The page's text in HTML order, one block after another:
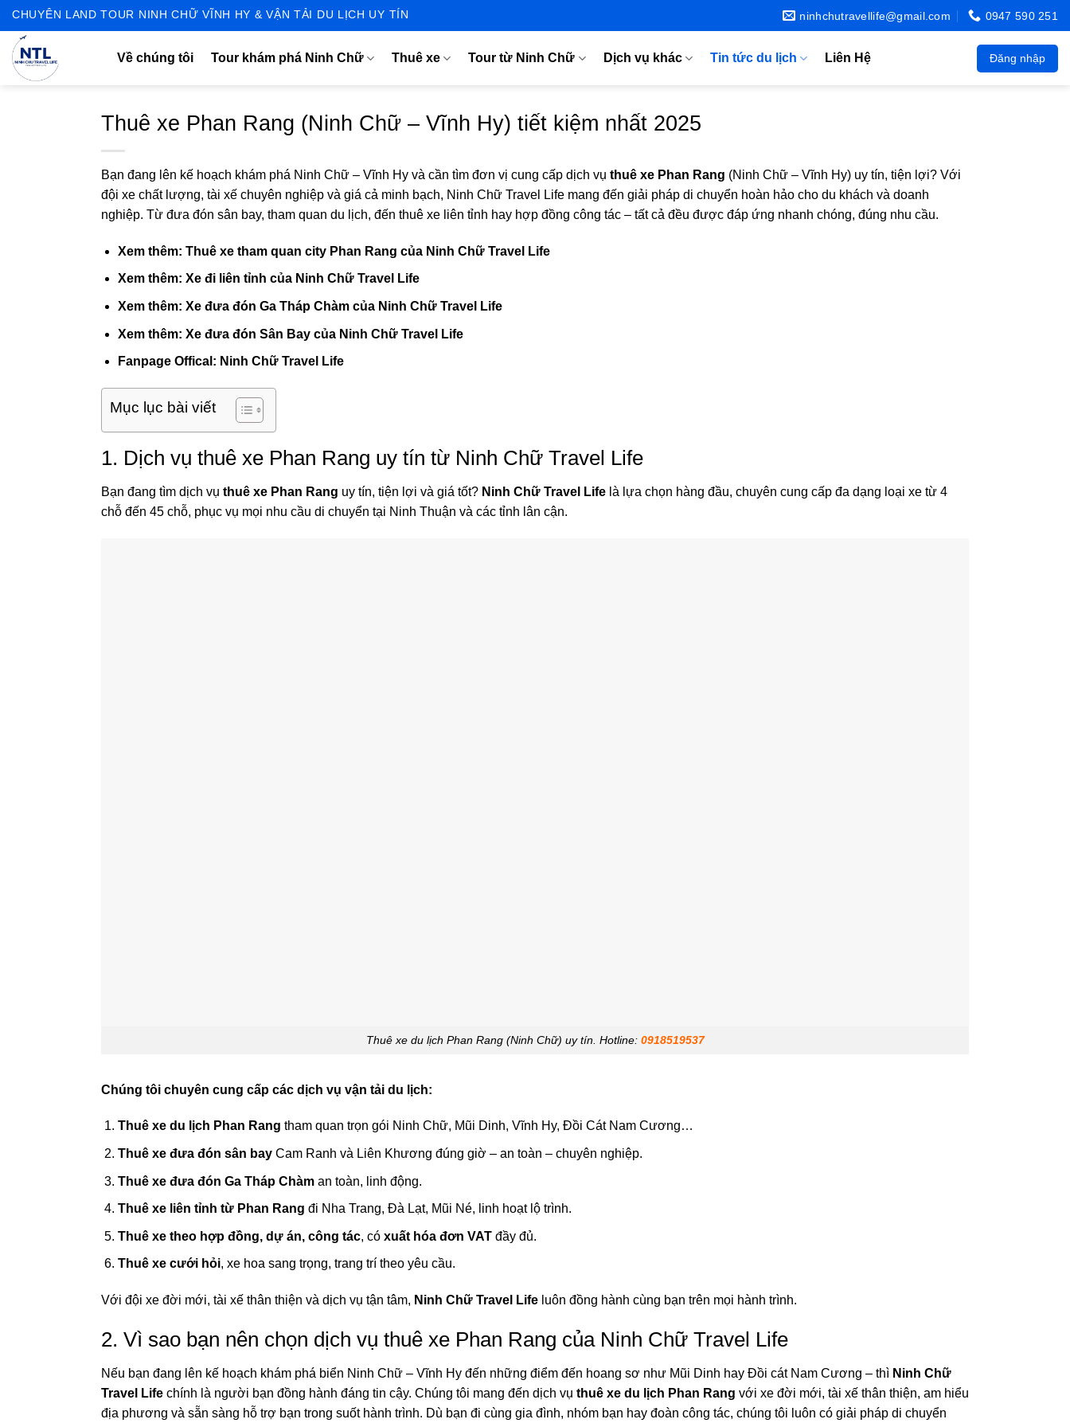
Skip
to
content
CHUYÊN LAND TOUR NINH CHỮ VĨNH HY & VẬN TẢI DU LỊCH UY TÍN ninhchutravellife@gmail.com 0947 590 251
Về chúng tôi Tour khám phá Ninh Chữ Thuê xe Tour từ Ninh Chữ Dịch vụ khác Tin tức du lịch Liên Hệ Đăng nhập
Thuê xe Phan Rang (Ninh Chữ – Vĩnh Hy) tiết kiệm nhất 2025
Bạn đang lên kế hoạch khám phá Ninh Chữ – Vĩnh Hy và cần tìm đơn vị cung cấp dịch vụ thuê xe Phan Rang (Ninh Chữ – Vĩnh Hy) uy tín, tiện lợi? Với
đội xe chất lượng, tài xế chuyên nghiệp và giá cả minh bạch, Ninh Chữ Travel Life mang đến giải pháp di chuyển hoàn hảo cho du khách và doanh
nghiệp. Từ đưa đón sân bay, tham quan du lịch, đến thuê xe liên tỉnh hay hợp đồng công tác – tất cả đều được đáp ứng nhanh chóng, đúng nhu cầu.
Xem thêm: Thuê xe tham quan city Phan Rang của Ninh Chữ Travel Life
Xem thêm: Xe đi liên tỉnh của Ninh Chữ Travel Life
Xem thêm: Xe đưa đón Ga Tháp Chàm của Ninh Chữ Travel Life
Xem thêm: Xe đưa đón Sân Bay của Ninh Chữ Travel Life
Fanpage Offical: Ninh Chữ Travel Life
Mục lục bài viết
1. Dịch vụ thuê xe Phan Rang uy tín từ Ninh Chữ Travel Life
Bạn đang tìm dịch vụ thuê xe Phan Rang uy tín, tiện lợi và giá tốt? Ninh Chữ Travel Life là lựa chọn hàng đầu, chuyên cung cấp đa dạng loại xe từ 4
chỗ đến 45 chỗ, phục vụ mọi nhu cầu di chuyển tại Ninh Thuận và các tỉnh lân cận.
Thuê xe du lịch Phan Rang (Ninh Chữ) uy tín. Hotline: 0918519537
Chúng tôi chuyên cung cấp các dịch vụ vận tải du lịch:
Thuê xe du lịch Phan Rang tham quan trọn gói Ninh Chữ, Mũi Dinh, Vĩnh Hy, Đồi Cát Nam Cương…
Thuê xe đưa đón sân bayCam Ranh và Liên Khương đúng giờ – an toàn – chuyên nghiệp.
Thuê xe đưa đón Ga Tháp Chàm an toàn, linh động.
Thuê xe liên tỉnh từ Phan Rang đi Nha Trang, Đà Lạt, Mũi Né, linh hoạt lộ trình.
Thuê xe theo hợp đồng, dự án, công tác, có xuất hóa đơn VATđầy đủ.
Thuê xe cưới hỏi, xe hoa sang trọng, trang trí theo yêu cầu.
Với đội xe đời mới, tài xế thân thiện và dịch vụ tận tâm, Ninh Chữ Travel Life luôn đồng hành cùng bạn trên mọi hành trình.
2. Vì sao bạn nên chọn dịch vụ thuê xe Phan Rang của Ninh Chữ Travel Life
Nếu bạn đang lên kế hoạch khám phá biển Ninh Chữ – Vĩnh Hy đến những điểm đến hoang sơ như Mũi Dinh hay Đồi cát Nam Cương – thì Ninh Chữ
Travel Life chính là người bạn đồng hành đáng tin cậy. Chúng tôi mang đến dịch vụ thuê xe du lịch Phan Rang với xe đời mới, tài xế thân thiện, am hiểu
địa phương và sẵn sàng hỗ trợ bạn trong suốt hành trình. Dù bạn đi cùng gia đình, nhóm bạn hay đoàn công tác, chúng tôi luôn có giải pháp di chuyển